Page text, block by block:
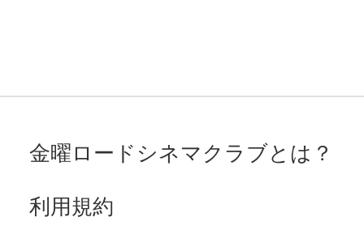
金曜ロードシネマクラブとは？
利用規約